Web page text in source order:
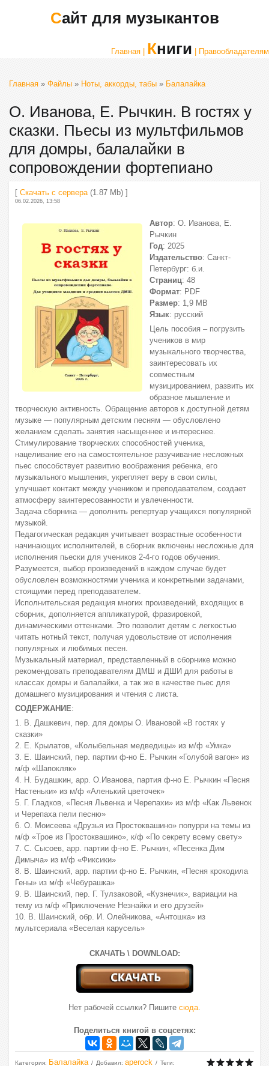
Сайт для музыкантов
Главная | Книги | Правообладателям
Главная » Файлы » Ноты, аккорды, табы » Балалайка
О. Иванова, Е. Рычкин. В гостях у
сказки. Пьесы из мультфильмов
для домры, балалайки в
сопровождении фортепиано
[ Скачать с сервера(1.87 Mb) ]
06.02.2026, 13:58
Автор: О. Иванова, Е.
Рычкин
Год: 2025
Издательство: Санкт-
Петербург: б.и.
Страниц: 48
Формат: PDF
Размер: 1,9 МВ
Язык: русский
Цель пособия – погрузить
учеников в мир
музыкального творчества,
заинтересовать их
совместным
музицированием, развить их
образное мышление и
творческую активность. Обращение авторов к доступной детям
музыке — популярным детским песням — обусловлено
желанием сделать занятия насыщеннее и интереснее.
Стимулирование творческих способностей ученика,
нацеливание его на самостоятельное разучивание несложных
пьес способствует развитию воображения ребенка, его
музыкального мышления, укрепляет веру в свои силы,
улучшает контакт между учеником и преподавателем, создает
атмосферу заинтересованности и увлеченности.
Задача сборника — дополнить репертуар учащихся популярной
музыкой.
Педагогическая редакция учитывает возрастные особенности
начинающих исполнителей, в сборник включены несложные для
исполнения пьески для учеников 2-4-го годов обучения.
Разумеется, выбор произведений в каждом случае будет
обусловлен возможностями ученика и конкретными задачами,
стоящими перед преподавателем.
Исполнительская редакция многих произведений, входящих в
сборник, дополняется аппликатурой, фразировкой,
динамическими оттенками. Это позволит детям с легкостью
читать нотный текст, получая удовольствие от исполнения
популярных и любимых песен.
Музыкальный материал, представленный в сборнике можно
рекомендовать преподавателям ДМШ и ДШИ для работы в
классах домры и балалайки, а так же в качестве пьес для
домашнего музицирования и чтения с листа.
СОДЕРЖАНИЕ:
1. В. Дашкевич, пер. для домры О. Ивановой «В гостях у
сказки»
2. Е. Крылатов, «Колыбельная медведицы» из м/ф «Умка»
3. Е. Шаинский, пер. партии ф-но Е. Рычкин «Голубой вагон» из
м/ф «Шапокляк»
4. Н. Будашкин, арр. О.Иванова, партия ф-но Е. Рычкин «Песня
Настеньки» из м/ф «Аленький цветочек»
5. Г. Гладков, «Песня Львенка и Черепахи» из м/ф «Как Львенок
и Черепаха пели песню»
6. О. Моисеева «Друзья из Простоквашино» попурри на темы из
м/ф «Трое из Простоквашино», к/ф «По секрету всему свету»
7. С. Сысоев, арр. партии ф-но Е. Рычкин, «Песенка Дим
Димыча» из м/ф «Фиксики»
8. В. Шаинский, арр. партии ф-но Е. Рычкин, «Песня крокодила
Гены» из м/ф «Чебурашка»
9. В. Шаинский, пер. Г. Тулзаковой, «Кузнечик», вариации на
тему из м/ф «Приключение Незнайки и его друзей»
10. В. Шаинский, обр. И. Олейникова, «Антошка» из
мультсериала «Веселая карусель»
СКАЧАТЬ \ DOWNLOAD:
Нет рабочей ссылки? Пишите сюда.
Поделиться книгой в соцсетях:
Категория: Балалайка Добавил: aperock Теги: